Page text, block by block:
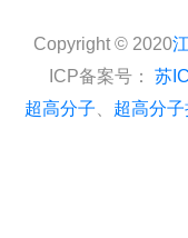
Copyright © 2020
ICP备案号： 苏
超高分子
超高分